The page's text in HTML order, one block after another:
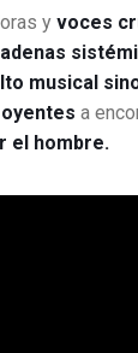
y voces
musical
a
el hombre.